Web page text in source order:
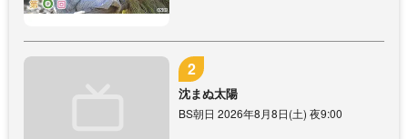
沈まぬ太陽
BS朝日 2026年8月8日(土) 夜9:00